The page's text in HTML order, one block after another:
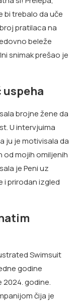
bi trebalo da uče
pratilaca na
beleže
snimak prešao je
uspeha
brojne žene da
U intervjuima
ju je motivisala da
od mojih omiljenih
je Peni uz
i prirodan izgled
Swimsuit
godine
godine.
čija je